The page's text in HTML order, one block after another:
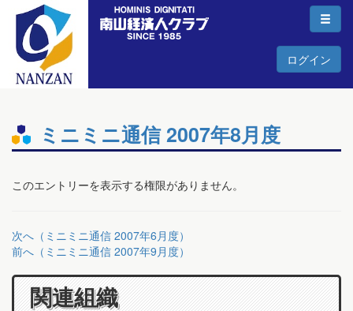
ログイン
ミニミニ通信 2007年8月度
このエントリーを表示する権限がありません。
次へ（ミニミニ通信 2007年6月度）
前へ（ミニミニ通信 2007年9月度）
関連組織